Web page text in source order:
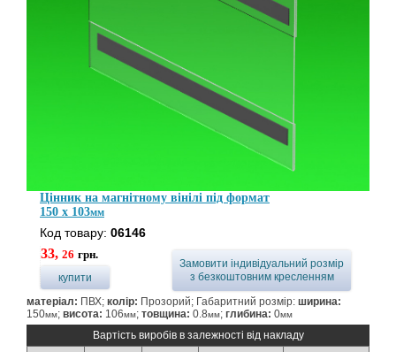
Цінник на магнітному вінілі під формат
150 x 103мм
Код товару: 06146
33, 26 грн.
купити
Замовити індивідуальний розмір
з безкоштовним кресленням
матеріал: ПВХ; колір: Прозорий; Габаритний розмір: ширина:
150мм; висота: 106мм; товщина: 0.8мм; глибина: 0мм
Вартість виробів в залежності від накладу